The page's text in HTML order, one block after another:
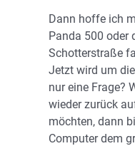
Dann hoffe ich
Panda 500 oder
Schotterstraße
Jetzt wird um
nur eine Frage?
wieder zurück
möchten, dann
Computer dem